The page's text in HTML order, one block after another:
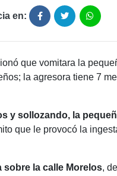
en:
que vomitara la
la agresora tiene 7
y sollozando, la
que le provocó la
sobre la calle Morelos,